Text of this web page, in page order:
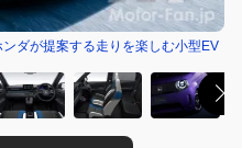
ダが提案する走りを楽しむ小型EV